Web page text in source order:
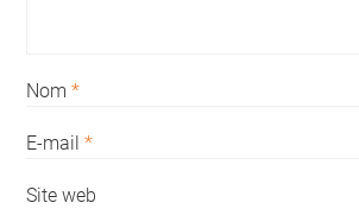
Nom *
E-mail *
Site web